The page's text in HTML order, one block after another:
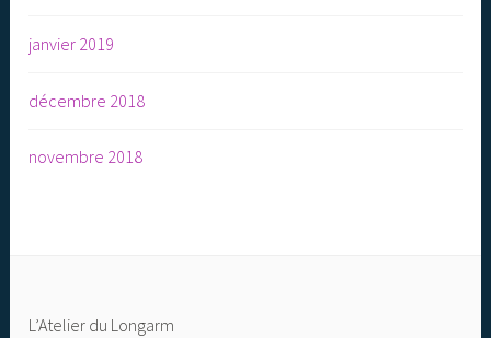
janvier 2019
décembre 2018
novembre 2018
L’Atelier du Longarm